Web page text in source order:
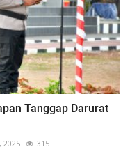
Tanggap Darurat
2025 315